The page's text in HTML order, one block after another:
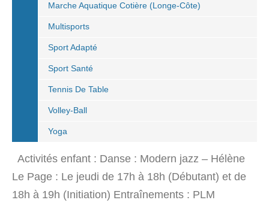
Marche Aquatique Cotière (Longe-Côte)
Multisports
Sport Adapté
Sport Santé
Tennis De Table
Volley-Ball
Yoga
Activités enfant : Danse : Modern jazz – Hélène
Le Page : Le jeudi de 17h à 18h (Débutant) et de
18h à 19h (Initiation) Entraînements : PLM